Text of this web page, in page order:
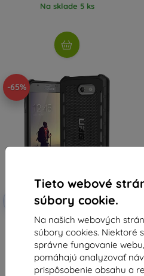
Tieto webové
súbory cookie.
Na našich webových
súbory cookies. Niektoré
správne fungovanie
pomáhajú analyzovať
prispôsobenie obsahu a
Na sklade 5 ks
-65%
Zľava s
kupónom
EXTRA10
UAG outback puzdro, čierne -
Samsung Galaxy J7 (2017)
(GLXJ7-17-O-BK)
39,88 €
14,13 €